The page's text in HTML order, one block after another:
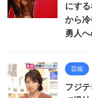
にす
から
勇人
芸能
フジ